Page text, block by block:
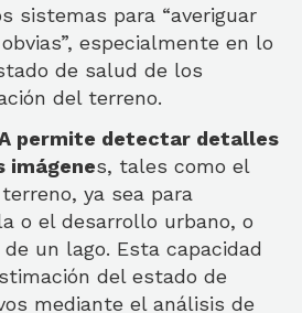
sistemas para “averiguar
especialmente en lo
de salud de los
del terreno.
permite detectar detalles
imágenes, tales como el
ya sea para
o el desarrollo urbano, o
un lago. Esta capacidad
del estado de
mediante el análisis de